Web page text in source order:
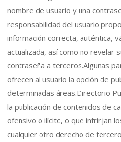
nombre de usuario y una
responsabilidad del usuario
información correcta, auténtica,
actualizada, así como no revelar
contraseña a terceros.Algunas
ofrecen al usuario la opción de
determinadas áreas.Directorio
la publicación de contenidos de
ofensivo o ilícito, o que infrinjan
cualquier otro derecho de